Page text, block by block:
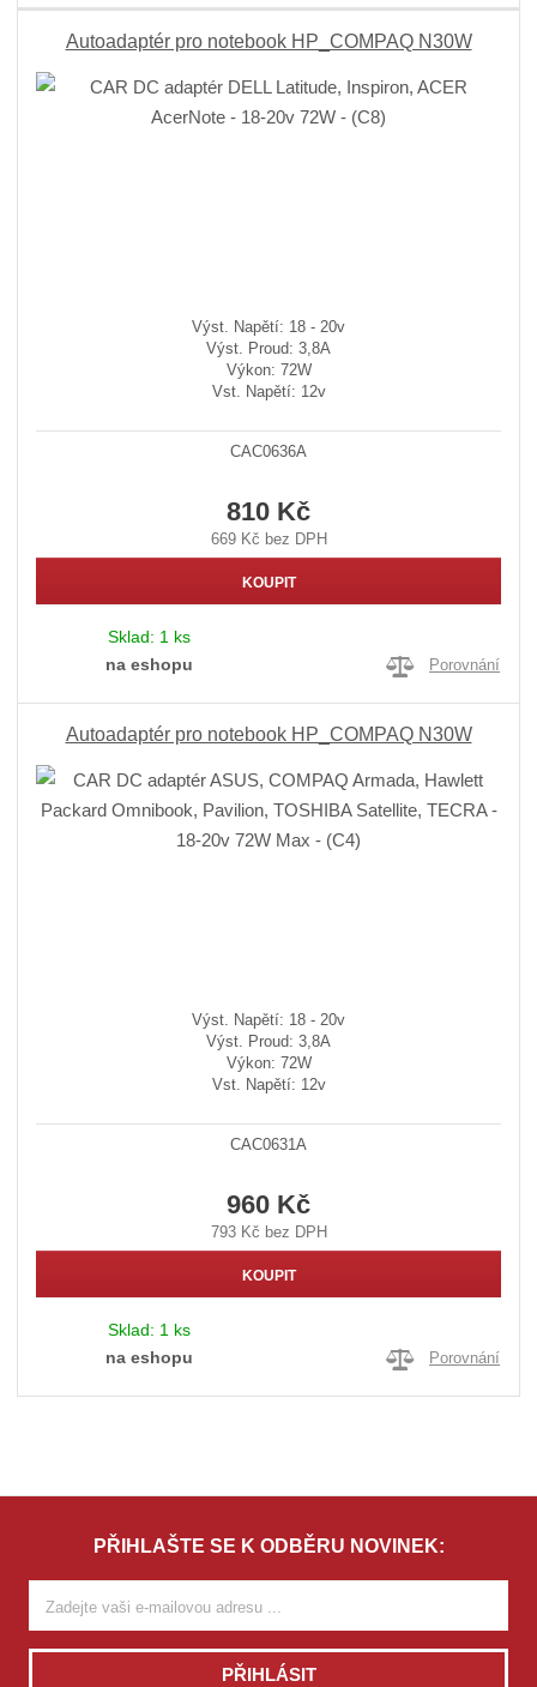
Autoadaptér pro notebook HP_COMPAQ N30W
Výst. Napětí: 18 - 20v
Výst. Proud: 3,8A
Výkon: 72W
Vst. Napětí: 12v
CAC0636A
810 Kč
669 Kč bez DPH
KOUPIT
Sklad: 1 ks
na eshopu
Porovnání
Autoadaptér pro notebook HP_COMPAQ N30W
Výst. Napětí: 18 - 20v
Výst. Proud: 3,8A
Výkon: 72W
Vst. Napětí: 12v
CAC0631A
960 Kč
793 Kč bez DPH
KOUPIT
Sklad: 1 ks
na eshopu
Porovnání
PŘIHLAŠTE SE K ODBĚRU NOVINEK:
PŘIHLÁSIT